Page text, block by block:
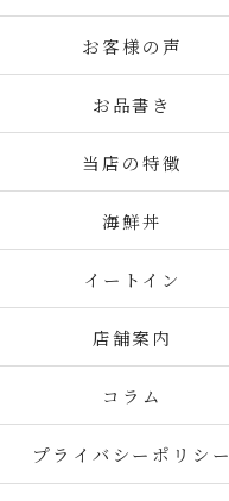
お客様の声
お品書き
当店の特徴
海鮮丼
イートイン
店舗案内
コラム
プライバシーポリシー